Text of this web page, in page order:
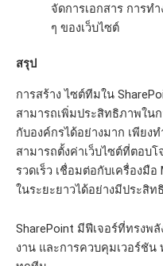
จัดการเอกสาร การท
ๆ ของเว็บไซต์
สรุป
การสร้าง ไซต์ทีมใน
สามารถเพิ่มประสิทธิภาพใน
กับองค์กรได้อย่างมาก เพีย
สามารถตั้งค่าเว็บไซต์ที่ตอบ
รวดเร็ว เชื่อมต่อกับเครื่องมื
ในระยะยาวได้อย่างมีประสิท
SharePoint มีฟีเจอร์ที่ทรงพ
งาน และการควบคุมเวอร์ชัน